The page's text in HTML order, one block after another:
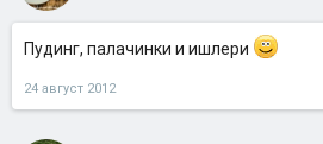
Пудинг, палачинки и ишлери
24 август 2012